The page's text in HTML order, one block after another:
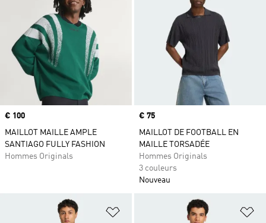
Prix
€ 100
MAILLOT MAILLE AMPLE
SANTIAGO FULLY FASHION
Hommes Originals
Prix
€ 75
MAILLOT DE FOOTBALL EN
MAILLE TORSADÉE
Hommes Originals
3 couleurs
Nouveau
Ajouter à la Liste de produits